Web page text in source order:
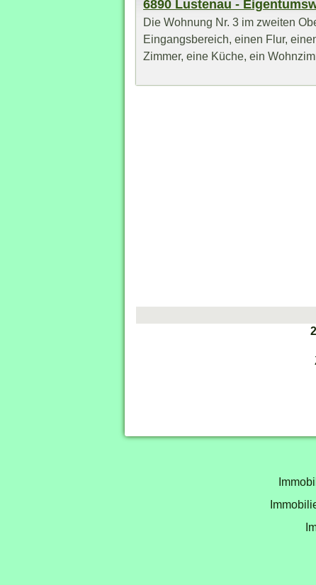
6890 Lustenau -
Die Wohnung Nr. 3 im zweiten
Eingangsbereich, einen Flur,
Zimmer, eine Küche, ein